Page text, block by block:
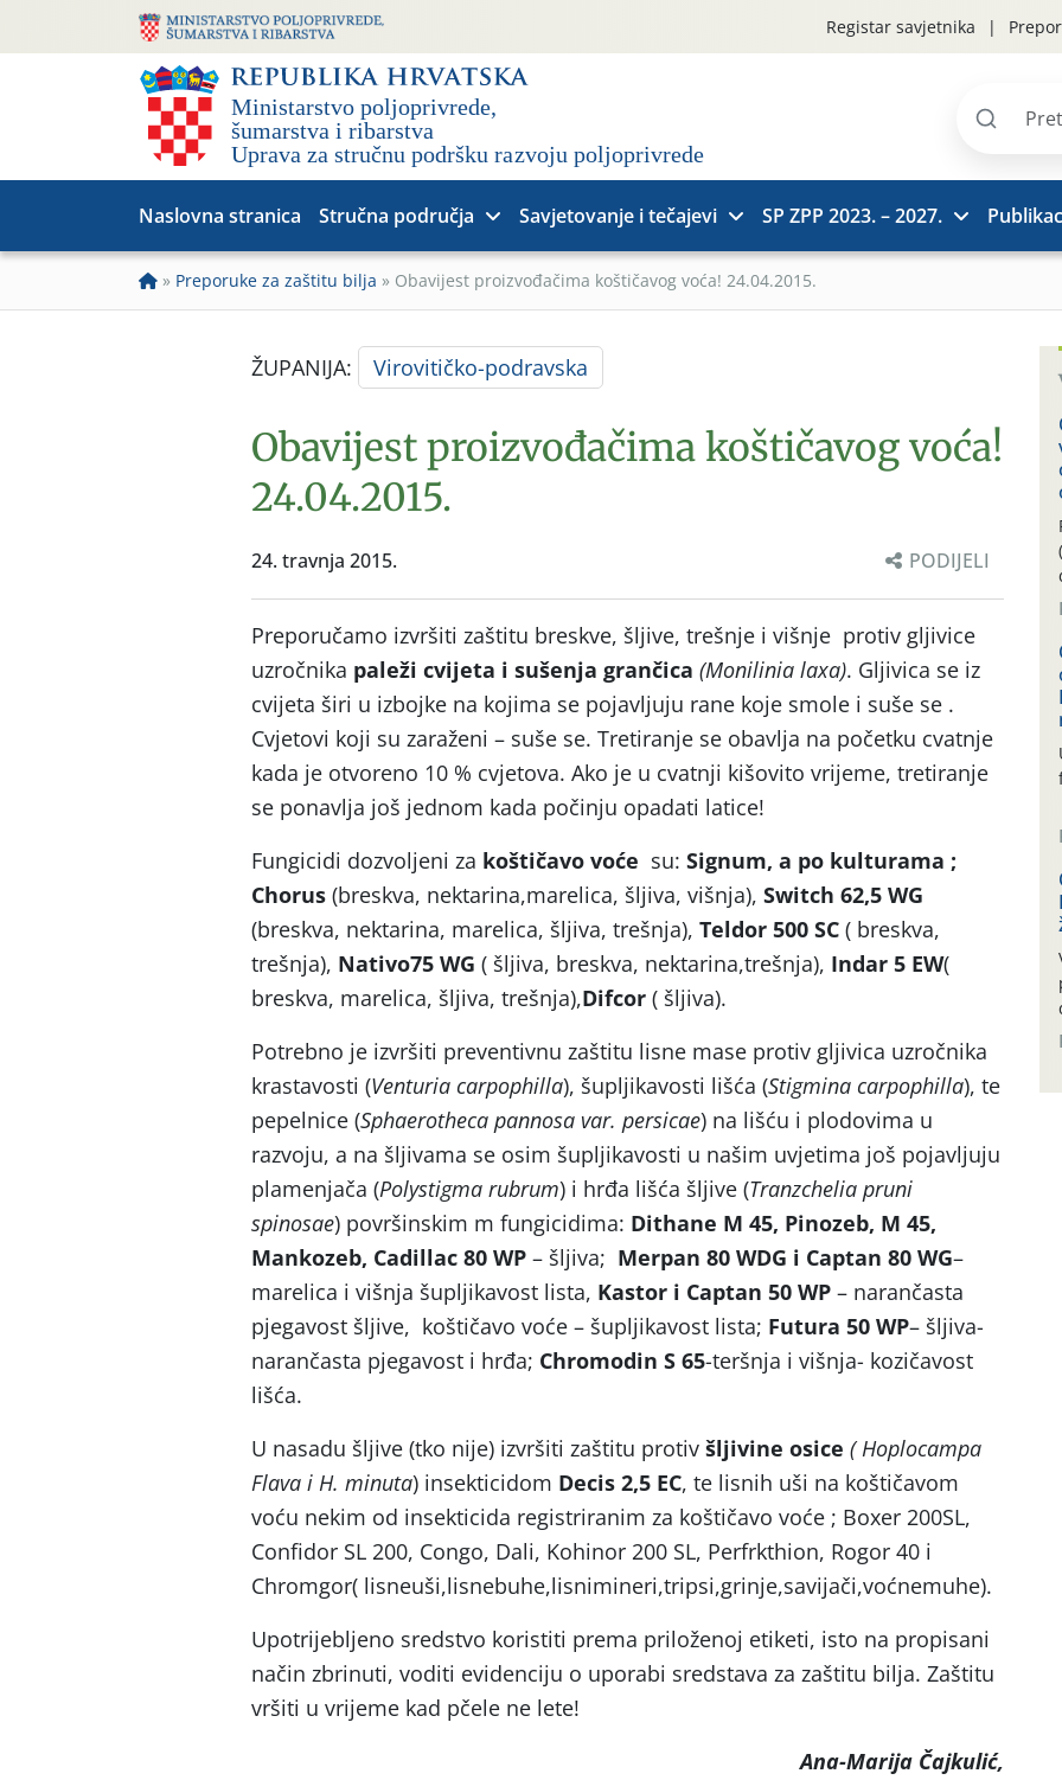
Registar savjetnika
Pretraži
Naslovna stranica Stručna područja Savjetovanje i tečajevi SP ZPP 2023. – 2027.
» Preporuke za zaštitu bilja » Obavijest proizvođačima koštičavog voća! 24.04.2015.
ŽUPANIJA: Virovitičko-podravska
Obavijest proizvođačima koštičavog voća!
24.04.2015.
24. travnja 2015. PODIJELI
Preporučamo izvršiti zaštitu breskve, šljive, trešnje i višnje protiv gljivice
uzročnika paleži cvijeta i sušenja grančica (Monilinia laxa). Gljivica se iz
cvijeta širi u izbojke na kojima se pojavljuju rane koje smole i suše se .
Cvjetovi koji su zaraženi – suše se. Tretiranje se obavlja na početku cvatnje
kada je otvoreno 10 % cvjetova. Ako je u cvatnji kišovito vrijeme, tretiranje
se ponavlja još jednom kada počinju opadati latice!
Fungicidi dozvoljeni za koštičavo voće su: Signum, a po kulturama ;
Chorus (breskva, nektarina,marelica, šljiva, višnja), Switch 62,5 WG
(breskva, nektarina, marelica, šljiva, trešnja), Teldor 500 SC ( breskva,
trešnja), Nativo75 WG ( šljiva, breskva, nektarina,trešnja), Indar 5 EW(
breskva, marelica, šljiva, trešnja),Difcor ( šljiva).
Potrebno je izvršiti preventivnu zaštitu lisne mase protiv gljivica uzročnika
krastavosti (Venturia carpophilla), šupljikavosti lišća (Stigmina carpophilla), te
pepelnice (Sphaerotheca pannosa var. persicae) na lišću i plodovima u
razvoju, a na šljivama se osim šupljikavosti u našim uvjetima još pojavljuju
plamenjača (Polystigma rubrum) i hrđa lišća šljive (Tranzchelia pruni
spinosae) površinskim m fungicidima: Dithane M 45, Pinozeb, M 45,
Mankozeb, Cadillac 80 WP – šljiva; Merpan 80 WDG i Captan 80 WG–
marelica i višnja šupljikavost lista, Kastor i Captan 50 WP – narančasta
pjegavost šljive, koštičavo voće – šupljikavost lista; Futura 50 WP– šljiva-
narančasta pjegavost i hrđa; Chromodin S 65-teršnja i višnja- kozičavost
lišća.
U nasadu šljive (tko nije) izvršiti zaštitu protiv šljivine osice ( Hoplocampa
Flava i H. minuta) insekticidom Decis 2,5 EC, te lisnih uši na koštičavom
voću nekim od insekticida registriranim za koštičavo voće ; Boxer 200SL,
Confidor SL 200, Congo, Dali, Kohinor 200 SL, Perfrkthion, Rogor 40 i
Chromgor( lisneuši,lisnebuhe,lisnimineri,tripsi,grinje,savijači,voćnemuhe).
Upotrijebljeno sredstvo koristiti prema priloženoj etiketi, isto na propisani
način zbrinuti, voditi evidenciju o uporabi sredstava za zaštitu bilja. Zaštitu
vršiti u vrijeme kad pčele ne lete!
Ana-Marija Čajkulić,